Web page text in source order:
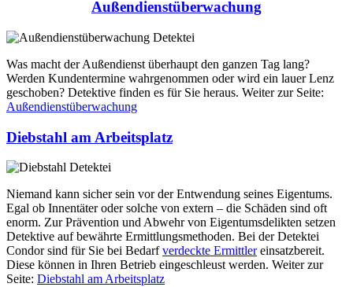
Außendienstüberwachung
Was macht der Außendienst überhaupt den ganzen Tag lang?
Werden Kundentermine wahrgenommen oder wird ein lauer Lenz
geschoben? Detektive finden es für Sie heraus. Weiter zur Seite:
Außendienstüberwachung
Diebstahl am Arbeitsplatz
Niemand kann sicher sein vor der Entwendung seines Eigentums.
Egal ob Innentäter oder solche von extern – die Schäden sind oft
enorm. Zur Prävention und Abwehr von Eigentumsdelikten setzen
Detektive auf bewährte Ermittlungsmethoden. Bei der Detektei
Condor sind für Sie bei Bedarfverdeckte Ermittlereinsatzbereit.
Diese können in Ihren Betrieb eingeschleust werden. Weiter zur
Seite: Diebstahl am Arbeitsplatz